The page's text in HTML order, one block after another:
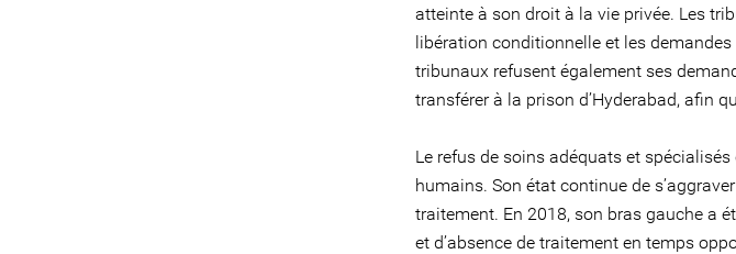
atteinte à son droit à la vie privée. Les
libération conditionnelle et les
tribunaux refusent également ses
transférer à la prison d’Hyderabad, afin
Le refus de soins adéquats et
humains. Son état continue de
traitement. En 2018, son bras gauche a
et d’absence de traitement en temps